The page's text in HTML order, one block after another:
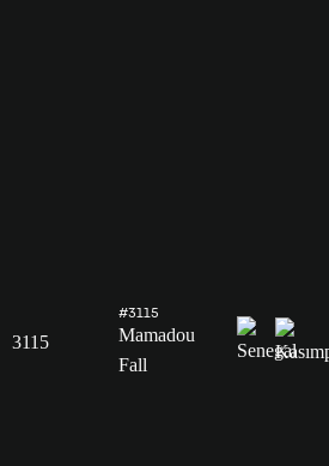
3115
#3115
Mamadou
Fall